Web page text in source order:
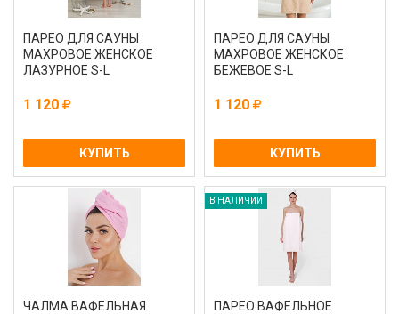
ПАРЕО ДЛЯ САУНЫ
МАХРОВОЕ ЖЕНСКОЕ
ЛАЗУРНОЕ S-L
1 120
КУПИТЬ
ПАРЕО ДЛЯ САУНЫ
МАХРОВОЕ ЖЕНСКОЕ
БЕЖЕВОЕ S-L
1 120
КУПИТЬ
ЧАЛМА ВАФЕЛЬНАЯ
В НАЛИЧИИ
ПАРЕО ВАФЕЛЬНОЕ